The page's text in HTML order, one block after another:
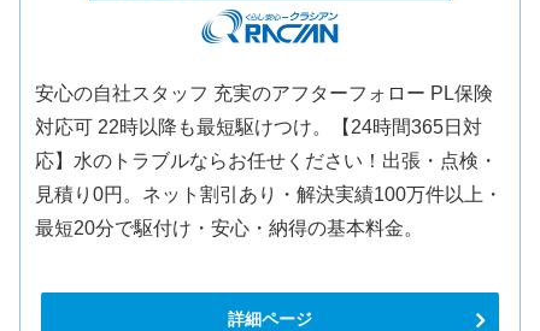
安心の自社スタッフ 充実のアフターフォロー PL保険
対応可 22時以降も最短駆けつけ。【24時間365日対
応】水のトラブルならお任せください！出張・点検・
見積り0円。ネット割引あり・解決実績100万件以上・
最短20分で駆付け・安心・納得の基本料金。
詳細ページ